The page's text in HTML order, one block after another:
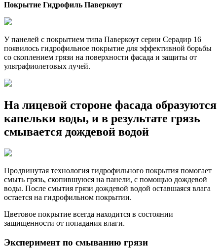
Покрытие Гидрофиль Паверкоут
У панелей с покрытием типа Паверкоут серии Серадир 16
появилось гидрофильное покрытие для эффективной борьбы
со скоплением грязи на поверхности фасада и защиты от
ультрафиолетовых лучей.
На лицевой стороне фасада образуются
капельки воды, и в результате грязь
смывается дождевой водой
Продвинутая технология гидрофильного покрытия помогает
смыть грязь, скопившуюся на панели, с помощью дождевой
воды. После смытия грязи дождевой водой оставшаяся влага
остается на гидрофильном покрытии.
Цветовое покрытие всегда находится в состоянии
защищенности от попадания влаги.
Эксперимент по смыванию грязи